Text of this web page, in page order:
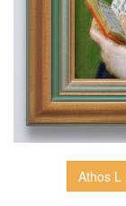
Athos L